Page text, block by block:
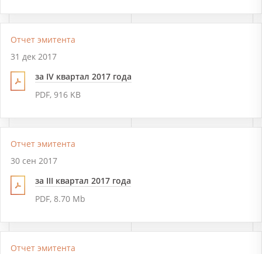
Отчет эмитента
31 дек 2017
за IV квартал 2017 года
PDF, 916 KB
Отчет эмитента
30 сен 2017
за III квартал 2017 года
PDF, 8.70 Mb
Отчет эмитента